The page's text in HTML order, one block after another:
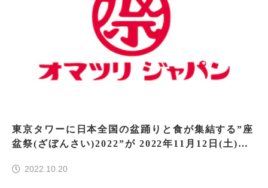
東京タワーに日本全国の盆踊りと食が集結する”座
盆祭(ざぼんさい)2022”が 2022年11月12日(土)・1
2022.10.20